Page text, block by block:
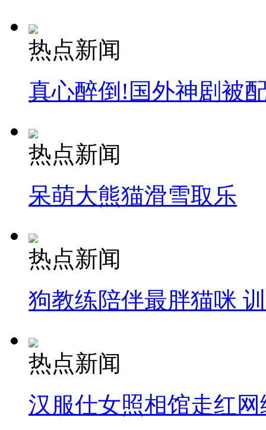
热点新闻
真心醉倒!国外神剧被
热点新闻
呆萌大熊猫滑雪取乐
热点新闻
狗教练陪伴最胖猫咪
热点新闻
汉服仕女照相馆走红网